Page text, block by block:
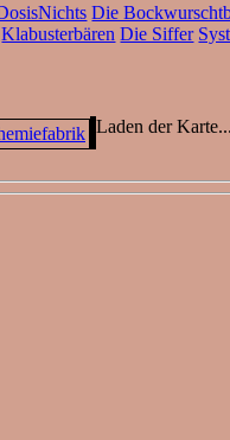
Die
Klabusterbären Die Siffer
Laden der Karte...